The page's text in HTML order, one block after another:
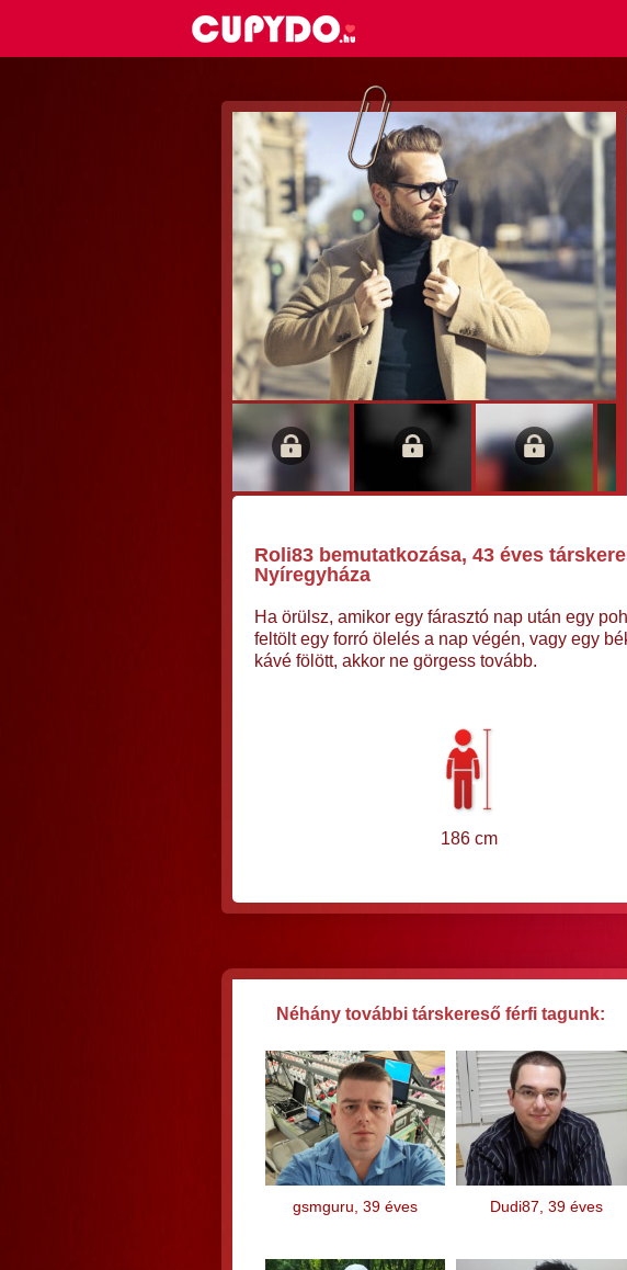
Roli83 bemutatkozása, 43 éves
Nyíregyháza
Ha örülsz, amikor egy fárasztó nap után egy
feltölt egy forró ölelés a nap végén, vagy egy
kávé fölött, akkor ne görgess tovább.
186 cm
Néhány további társkereső férfi tagunk:
gsmguru, 39 éves Dudi87, 39 éves